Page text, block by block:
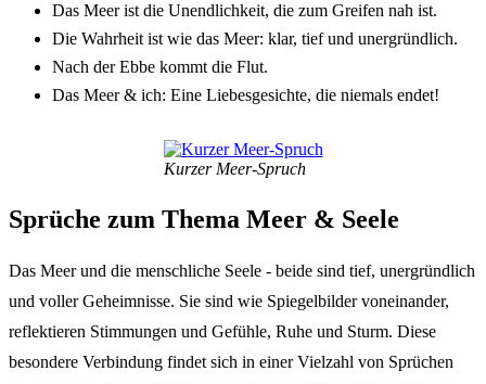
Das Meer ist die Unend­lich­keit, die zum Grei­fen nah ist.
Die Wahr­heit ist wie das Meer: klar, tief und uner­gründ­lich.
Nach der Ebbe kommt die Flut.
Das Meer & ich: Eine Liebes­ge­sich­te, die niemals endet!
Kurzer Meer-Spruch
Sprü­che zum Thema Meer & Seele
Das Meer und die mensch­li­che Seele - beide sind tief, uner­gründ­lich
und voller Geheim­nis­se. Sie sind wie Spie­gel­bil­der vonein­an­der,
reflek­tie­ren Stim­mun­gen und Gefüh­le, Ruhe und Sturm. Diese
beson­de­re Verbin­dung findet sich in einer Viel­zahl von Sprü­chen